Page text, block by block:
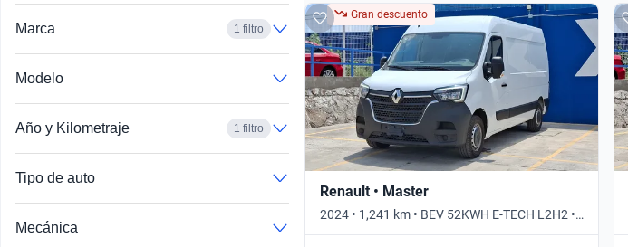
Marca 1 filtro
Modelo
Año y Kilometraje 1 filtro
Tipo de auto
Mecánica
Gran descuento
Renault • Master
2024 • 1,241 km • BEV 52KWH E-TECH L2H2 •
Automático